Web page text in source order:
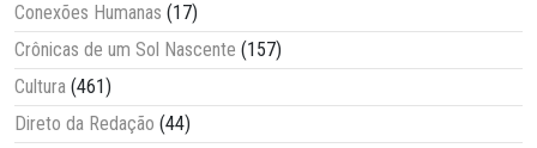
Conexões Humanas (17)
Crônicas de um Sol Nascente (157)
Cultura (461)
Direto da Redação (44)